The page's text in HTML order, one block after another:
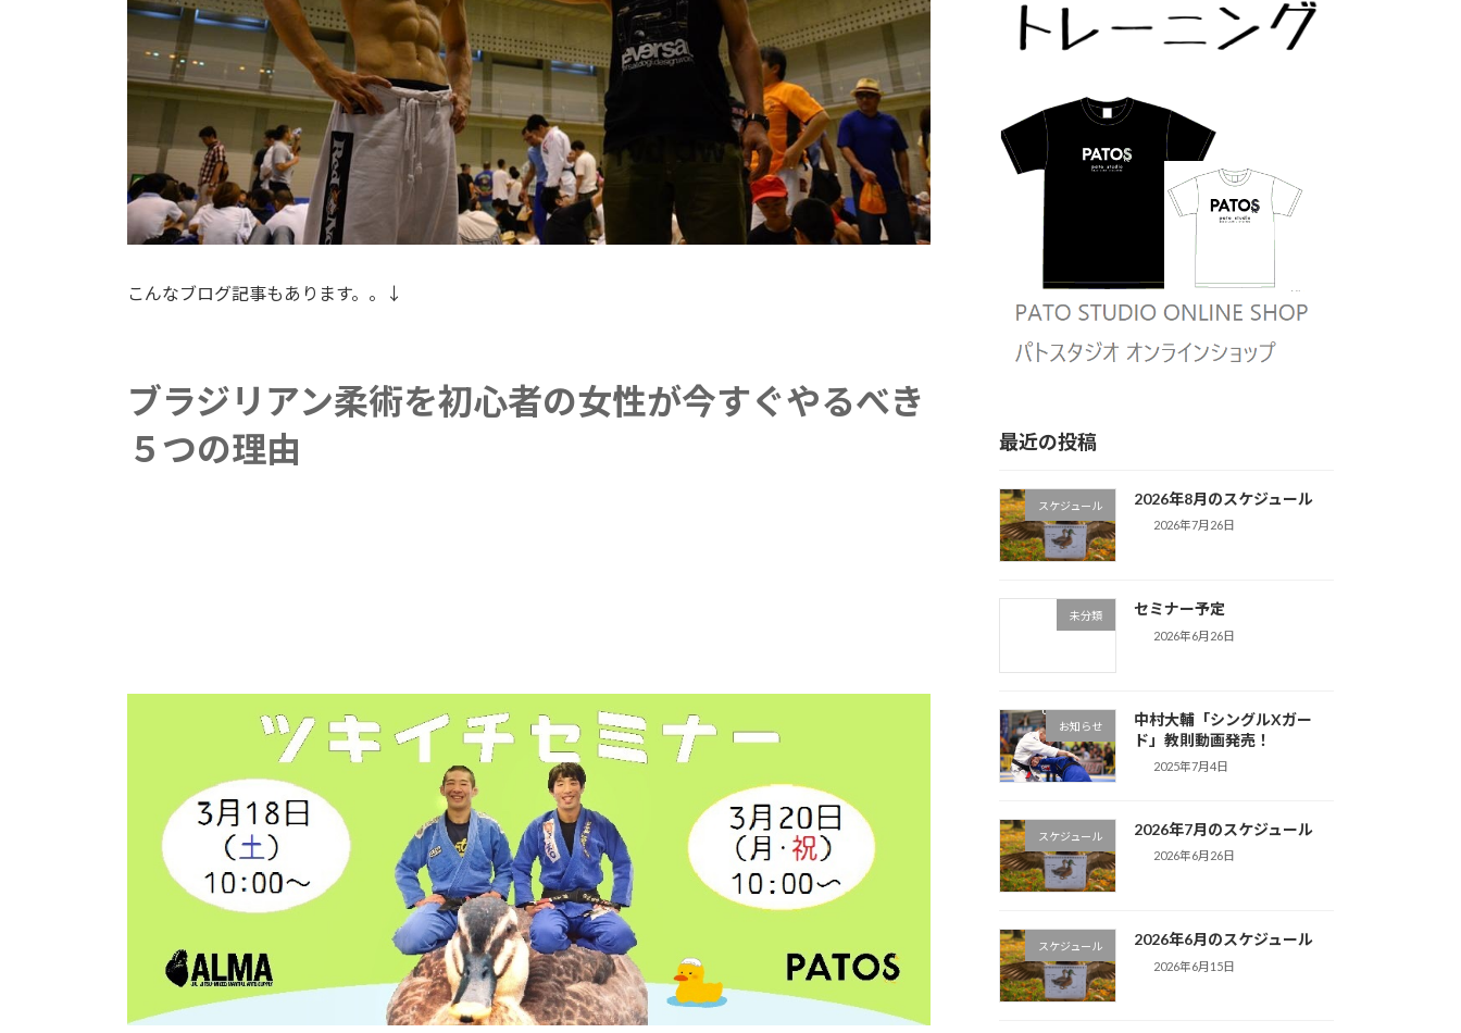
こんなブログ記事もあります。。↓
ブラジリアン柔術を初心者の女性が今すぐやるべき
５つの理由
最近の投稿
スケジュール 2026年8月のスケジュール
2026年7月26日
未分類 セミナー予定
2026年6月26日
お知らせ
中村大輔「シングルXガー
ド」教則動画発売！
2025年7月4日
スケジュール 2026年7月のスケジュール
2026年6月26日
スケジュール 2026年6月のスケジュール
2026年6月15日